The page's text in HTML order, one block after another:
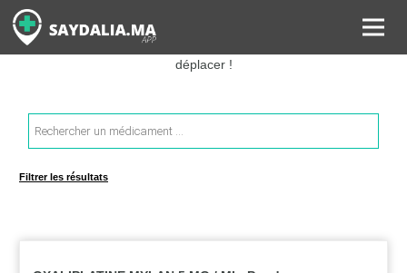
Rechercher les informations sur vos médicaments, leurs prix et
estimer ainsi le coût total de votre ordonnance, sans vous
déplacer !
Recherche
de
produits
Filtrer les résultats